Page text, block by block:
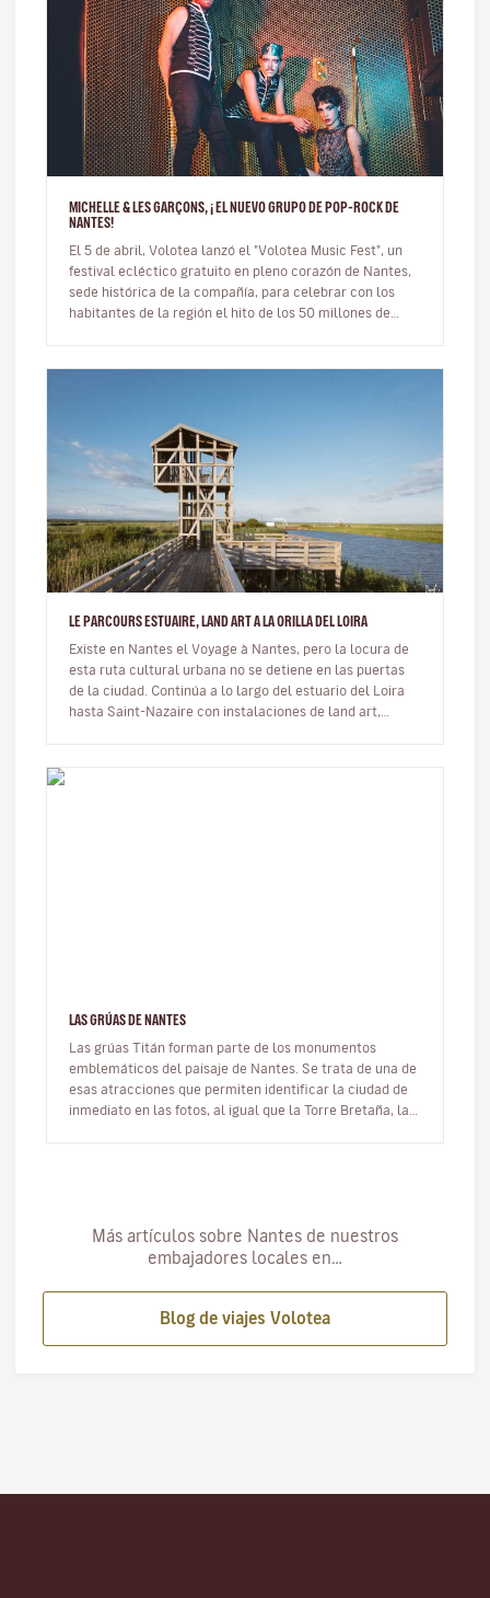
MICHELLE & LES GARÇONS, ¡ EL NUEVO GRUPO DE POP-ROCK DE
NANTES!
El 5 de abril, Volotea lanzó el "Volotea Music Fest", un
festival ecléctico gratuito en pleno corazón de Nantes,
sede histórica de la compañía, para celebrar con los
habitantes de la región el hito de los 50 millones de
LE PARCOURS ESTUAIRE, LAND ART A LA ORILLA DEL LOIRA
Existe en Nantes el Voyage à Nantes, pero la locura de
esta ruta cultural urbana no se detiene en las puertas
de la ciudad. Continúa a lo largo del estuario del Loira
hasta Saint-Nazaire con instalaciones de land art,
LAS GRÚAS DE NANTES
Las grúas Titán forman parte de los monumentos
emblemáticos del paisaje de Nantes. Se trata de una de
esas atracciones que permiten identificar la ciudad de
inmediato en las fotos, al igual que la Torre Bretaña, las
Más artículos sobre Nantes de nuestros
embajadores locales en…
Blog de viajes Volotea